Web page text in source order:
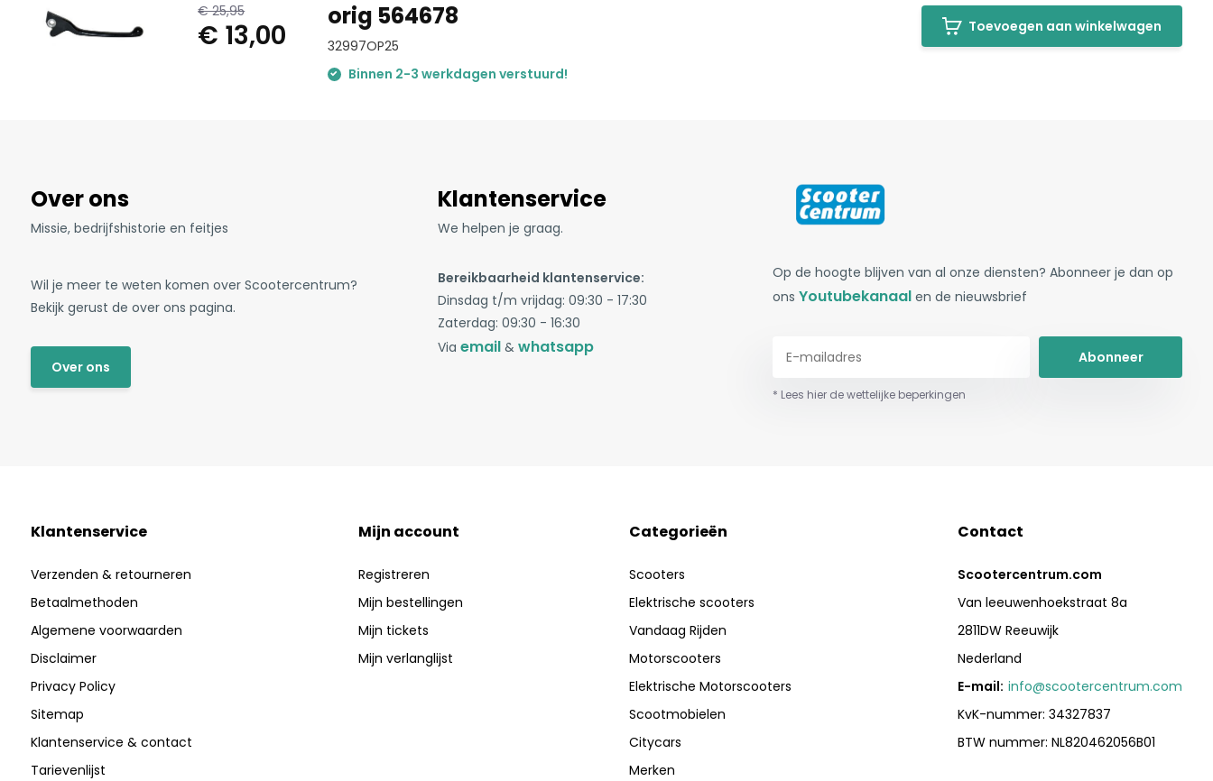
€ 25,95
€ 13,00
orig 564678
32997OP25
Binnen 2-3 werkdagen verstuurd!
Toevoegen aan winkelwagen
Over ons
Missie, bedrijfshistorie en feitjes
Wil je meer te weten komen over Scootercentrum?
Bekijk gerust de over ons pagina.
Over ons
Klantenservice
We helpen je graag.
Bereikbaarheid klantenservice:
Dinsdag t/m vrijdag: 09:30 - 17:30
Zaterdag: 09:30 - 16:30
Via email& whatsapp
Op de hoogte blijven van al onze diensten? Abonneer je dan op
onsYoutubekanaal en de nieuwsbrief
Abonneer
* Lees hier de wettelijke beperkingen
Klantenservice
Verzenden & retourneren
Betaalmethoden
Algemene voorwaarden
Disclaimer
Privacy Policy
Sitemap
Klantenservice & contact
Tarievenlijst
Mijn account
Registreren
Mijn bestellingen
Mijn tickets
Mijn verlanglijst
Categorieën
Scooters
Elektrische scooters
Vandaag Rijden
Motorscooters
Elektrische Motorscooters
Scootmobielen
Citycars
Merken
Contact
Scootercentrum.com
Van leeuwenhoekstraat 8a
2811DW Reeuwijk
Nederland
E-mail: info@scootercentrum.com
KvK-nummer: 34327837
BTW nummer: NL820462056B01